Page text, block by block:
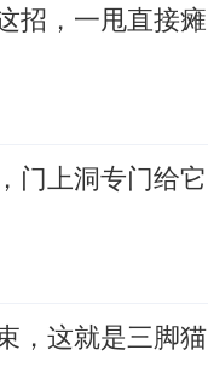
招，一甩直接瘫
门上洞专门给它
，这就是三脚猫